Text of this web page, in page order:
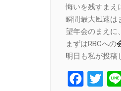
悔いを残すまえ
瞬間最大風速は
望年会のまえに、
まずはRBCへの
明日も私が投稿